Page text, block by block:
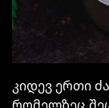
კიდევ ერთი